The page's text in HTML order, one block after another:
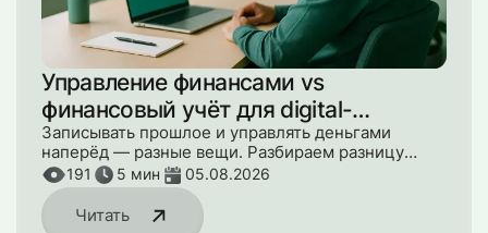
Управление финансами vs
финансовый учёт для digital-
агентства: в чём разница
Записывать прошлое и управлять деньгами
наперёд — разные вещи. Разбираем разницу
между финансовым учётом и управлением
финансами и почему digital-агентству нужно и то,
и другое.
Читать
191 5 мин 05.08.2026